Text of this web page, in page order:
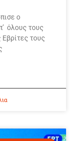
ο
όλους τους
τους